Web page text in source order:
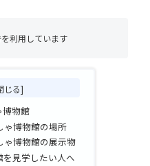
利用しています
博物館
ゃ博物館の場所
ゃ博物館の展示物
を見学したい人へ